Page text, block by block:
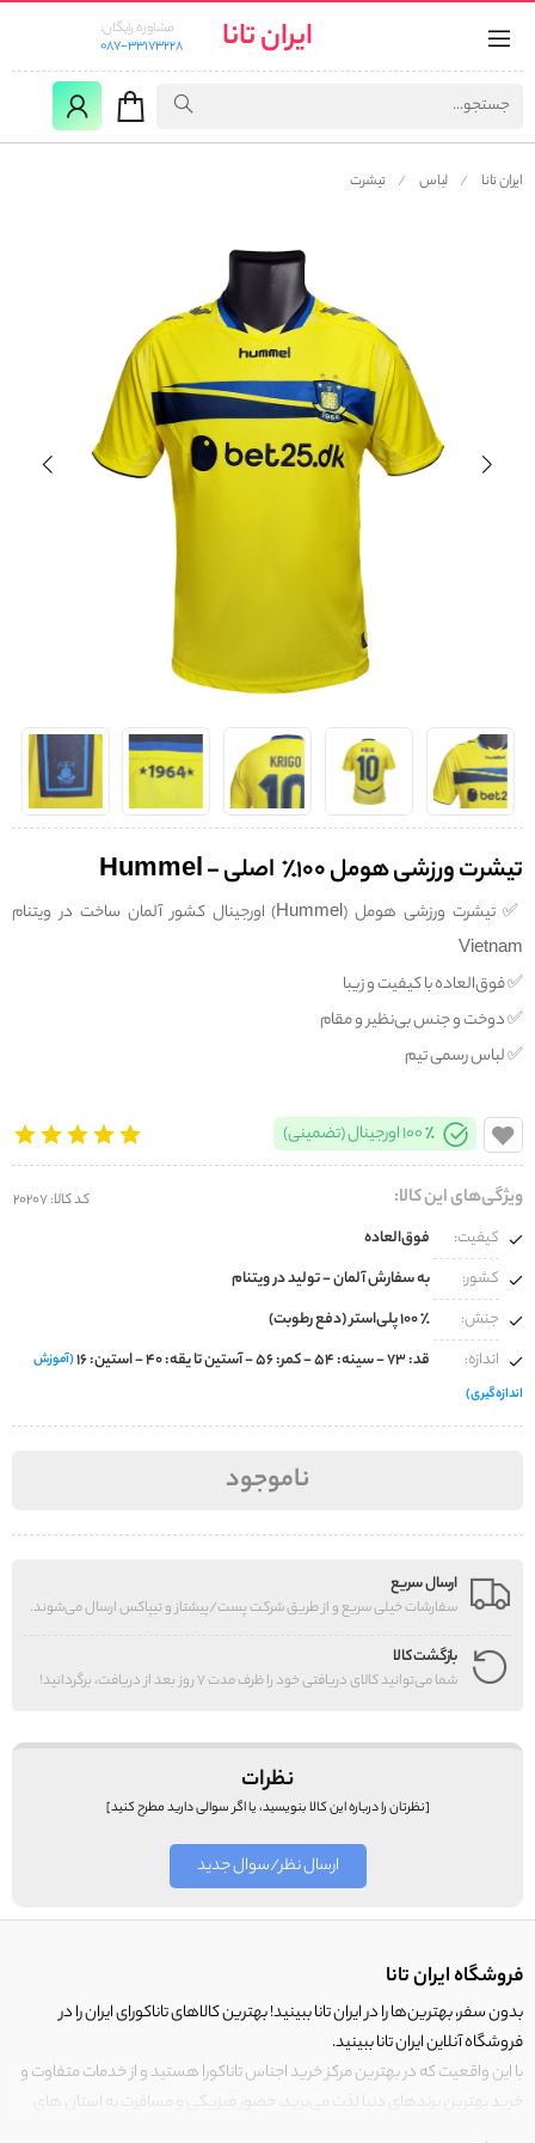
ایران تانا
مشاوره رایگان:
087-33173228
ایران تانا لباس تیشرت
تیشرت ورزشی هومل 100% اصلی - Hummel
✅️ تیشرت ورزشی هومل (Hummel) اورجینال کشور آلمان ساخت در ویتنام
Vietnam
✅️ فوق‌العاده با کیفیت و زیبا
✅️ دوخت و جنس بی‌نظیر و مقام
✅️ لباس رسمی تیم
100% اورجینال (تضمینی)
ویژگی‌های این کالا: کد کالا: 20207
کیفیت:
فوق‌العاده
کشور:
به سفارش آلمان - تولید در ویتنام
جنش:
اندازه:
قد: 73 - سینه: 54 - کمر: 56 - آستین تا یقه: 40 - استین: 16
(آموزش
اندازه‌گیری)
ناموجود
ارسال سریع
سفارشات خیلی سریع و از طریق شرکت پست/پیشتاز و تیپاکس ارسال می‌شوند.
بازگشت کالا
شما می‌توانید کالای دریافتی خود را ظرف مدت 7 روز بعد از دریافت، برگردانید!
نظرات
[نظرتان را درباره این کالا بنویسید، یا اگر سوالی دارید مطرح کنید]
ارسال نظر/سوال جدید
فروشگاه ایران تانا
بدون سفر، بهترین‌ها را در ایران تانا ببینید! بهترین کالاهای تاناکورای ایران را در
فروشگاه آنلاین ایران تانا ببینید.
با این واقعیت که در بهترین مرکز خرید اجناس تاناکورا هستید و از خدمات متفاوت و
خرید بهترین برندهای دنیا لذت می‌برید، حضور فیزیکی و مسافرت به استان های